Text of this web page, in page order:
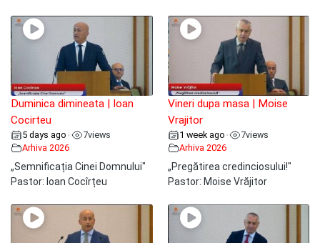
Duminica dimineata | Ioan
Cocirteu
5 days ago • 7views
Arhiva 2026
„Semnificația Cinei Domnului"
Pastor: Ioan Cocîrțeu
Vineri dupa masa | Moise
Vrajitor
1 week ago • 7views
Arhiva 2026
„Pregătirea credinciosului!"
Pastor: Moise Vrăjitor